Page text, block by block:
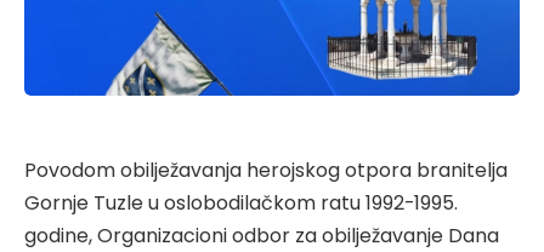
Povodom obilježavanja herojskog otpora branitelja
Gornje Tuzle u oslobodilačkom ratu 1992-1995.
godine, Organizacioni odbor za obilježavanje Dana